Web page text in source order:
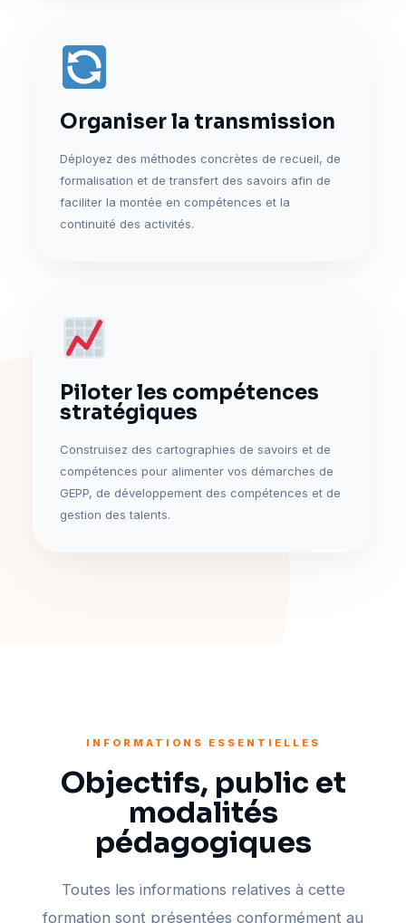
Organiser la transmission
Déployez des méthodes concrètes de recueil, de
formalisation et de transfert des savoirs afin de
faciliter la montée en compétences et la
continuité des activités.
Piloter les compétences
stratégiques
Construisez des cartographies de savoirs et de
compétences pour alimenter vos démarches de
GEPP, de développement des compétences et de
gestion des talents.
INFORMATIONS ESSENTIELLES
Objectifs, public et
modalités
pédagogiques
Toutes les informations relatives à cette
formation sont présentées conformément au